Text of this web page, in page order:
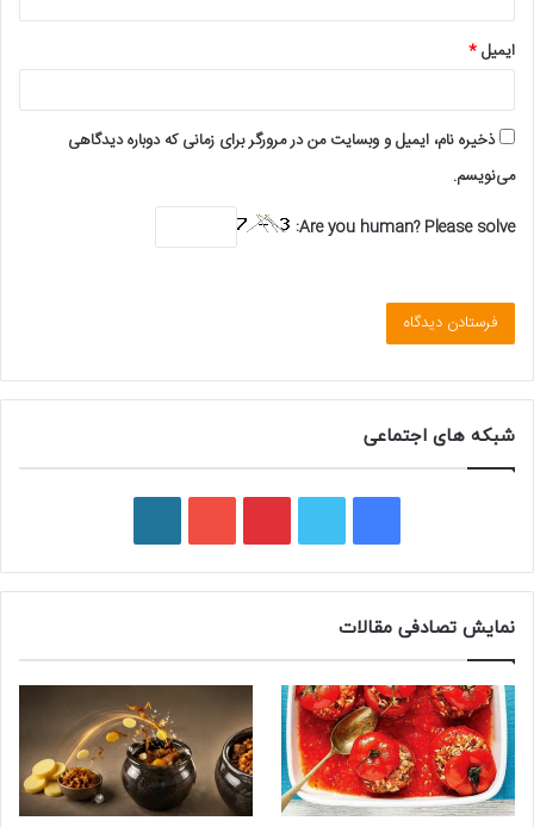
ایمیل*
ذخیره نام، ایمیل و وبسایت من در مرورگر برای زمانی که دوباره دیدگاهی
می‌نویسم.
Are you human? Please solve:
شبکه های اجتماعی
ی
س
ب
و
ک
و
ی
ت
ر
ی
ت
ر
ی
س
و
ی
و
ب
ر
پ
ر
س
نمایش تصادفی مقالات